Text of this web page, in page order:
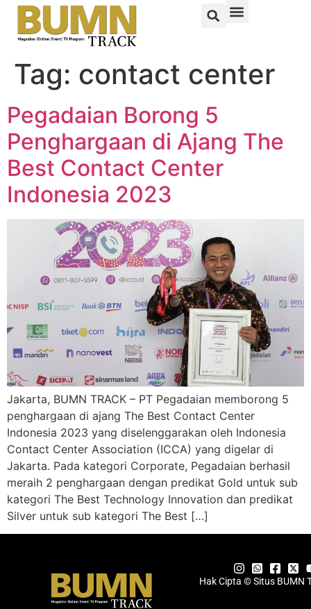
Tag: contact center
Pegadaian Borong 5
Penghargaan di Ajang The
Best Contact Center
Indonesia 2023
Jakarta, BUMN TRACK – PT Pegadaian memborong 5
penghargaan di ajang The Best Contact Center
Indonesia 2023 yang diselenggarakan oleh Indonesia
Contact Center Association (ICCA) yang digelar di
Jakarta. Pada kategori Corporate, Pegadaian berhasil
meraih 2 penghargaan dengan predikat Gold untuk sub
kategori The Best Technology Innovation dan predikat
Silver untuk sub kategori The Best […]
Hak Cipta © Situs BUMN